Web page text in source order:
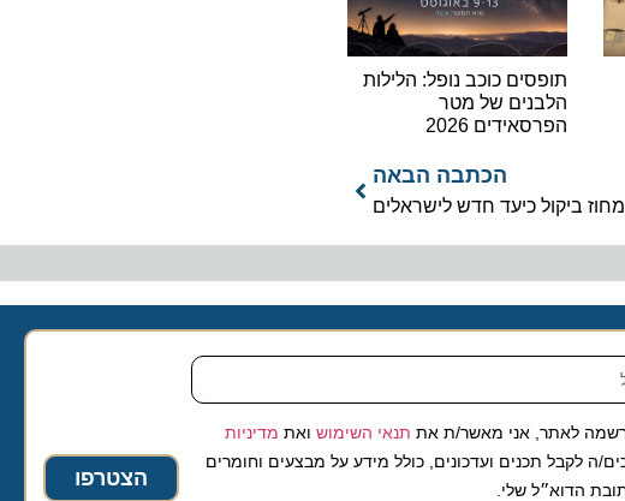
תופסים כוכב נופל: הלילות
הלבנים של מטר
הפרסאידים 2026
הכתבה הבאה
ביקול כיעד חדש לישראלים
לאתר, אני מאשר/ת אתתנאי השימושואת מדיניות
תכנים ועדכונים, כולל מידע על מבצעים וחומרים
הדוא״ל שלי.
הצטרפו